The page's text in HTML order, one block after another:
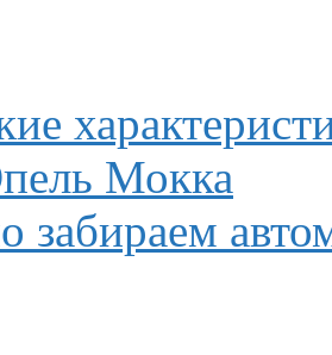
Мокка
забираем